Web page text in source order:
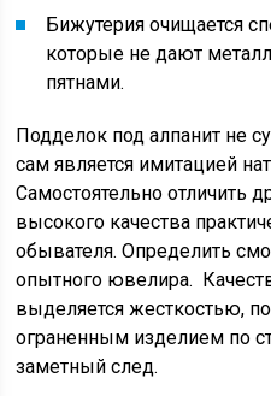
Бижутерия очищается
которые не дают
пятнами.
Подделок под алпанит не
сам является имитацией
Самостоятельно отличить
высокого качества
обывателя. Определить
опытного ювелира.
выделяется жесткостью,
ограненным изделием по
заметный след.